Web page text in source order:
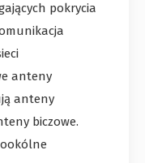
pokrycia
anteny
anteny
biczowe.